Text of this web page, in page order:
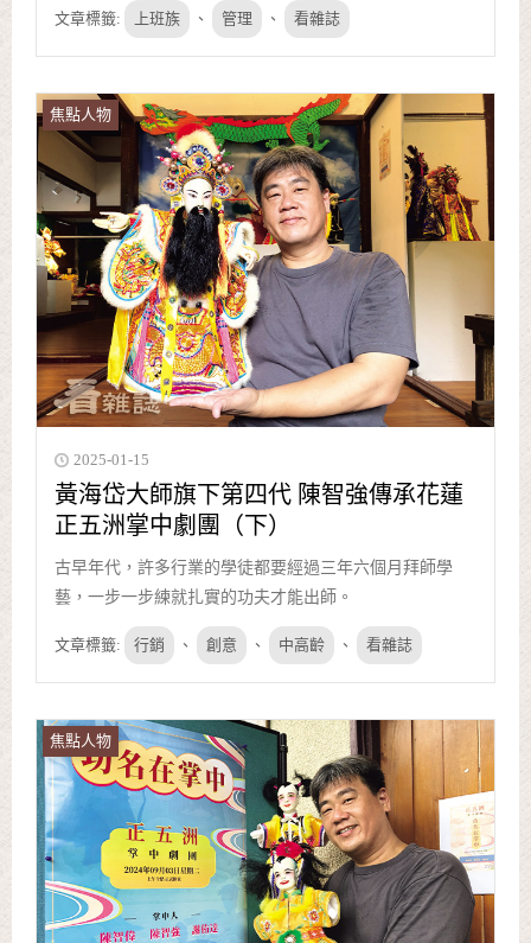
文章標籤: 上班族 、 管理 、 看雜誌
焦點人物
2025-01-15
黃海岱大師旗下第四代 陳智強傳承花蓮
正五洲掌中劇團（下）
古早年代，許多行業的學徒都要經過三年六個月拜師學
藝，一步一步練就扎實的功夫才能出師。
文章標籤: 行銷 、 創意 、 中高齡 、 看雜誌
焦點人物